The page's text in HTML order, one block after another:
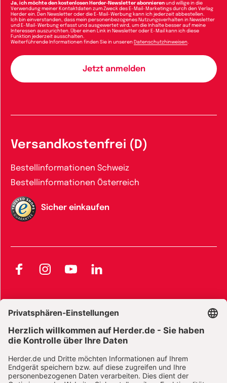
Ja, ich möchte den kostenlosen Herder-Newsletter abonnieren und willige in die
Verwendung meiner Kontaktdaten zum Zweck des E-Mail-Marketings durch den Verlag
Herder ein. Den Newsletter oder die E-Mail-Werbung kann ich jederzeit abbestellen.
Ich bin einverstanden, dass mein personenbezogenes Nutzungsverhalten in Newsletter
und E-Mail-Werbung erfasst und ausgewertet wird, um die Inhalte besser auf meine
Interessen auszurichten. Über einen Link in Newsletter oder E-Mail kann ich diese
Funktion jederzeit ausschalten.
Weiterführende Informationen finden Sie in unseren Datenschutzhinweisen.
Versandkostenfrei (D)
Bestellinformationen Schweiz
Bestellinformationen Österreich
Sicher einkaufen
FacebookInstagramYouTubeLinkedIn
Widerrufsbelehrung E-Books
Widerrufsbelehrung Zeitschriften Datenschutz
Datenschutz Social Media Barrierefreiheit